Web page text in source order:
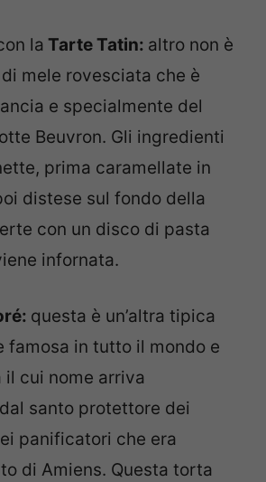
la Tarte Tatin: altro non è
mele rovesciata che è
e specialmente del
Beuvron. Gli ingredienti
prima caramellate in
distese sul fondo della
con un disco di pasta
infornata.
questa è un’altra tipica
famosa in tutto il mondo e
il cui nome arriva
santo protettore dei
panificatori che era
di Amiens. Questa torta